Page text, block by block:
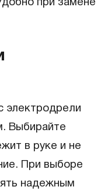
при замене
электродрели
Выбирайте
в руке и не
При выборе
надежным